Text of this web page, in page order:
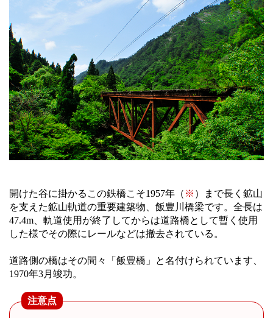
開けた谷に掛かるこの鉄橋こそ1957年（ ※ ）まで長く鉱山
を支えた鉱山軌道の重要建築物、飯豊川橋梁です。全長は
47.4m、軌道使用が終了してからは道路橋として暫く使用
した様でその際にレールなどは撤去されている。
道路側の橋はその間々「飯豊橋」と名付けられています、
1970年3月竣功。
注意点